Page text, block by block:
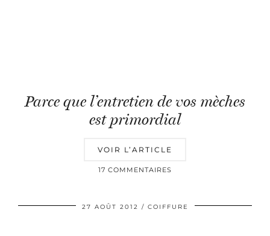
Parce que l’entretien de vos mèches
est primordial
VOIR L’ARTICLE
17 COMMENTAIRES
27 AOÛT 2012 COIFFURE